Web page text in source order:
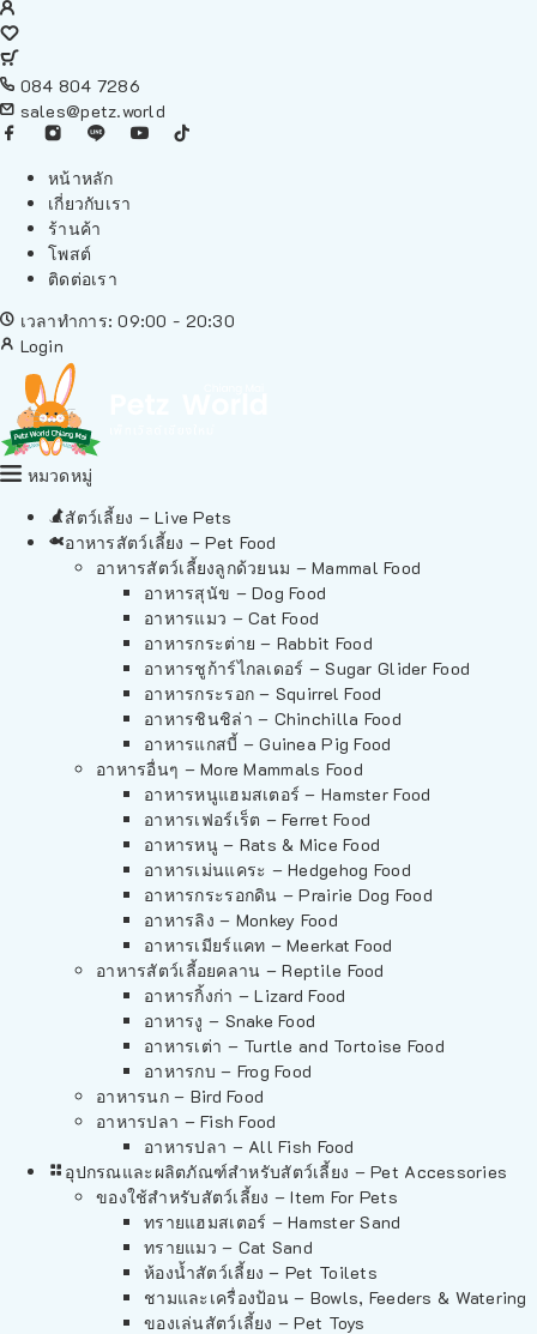
084 804 7286
sales@petz.world
หน้าหลัก
เกี่ยวกับเรา
ร้านค้า
โพสต์
ติดต่อเรา
เวลาทำการ: 09:00 - 20:30
Login
หมวดหมู่
สัตว์เลี้ยง – Live Pets
อาหารสัตว์เลี้ยง – Pet Food
อาหารสัตว์เลี้ยงลูกด้วยนม – Mammal Food
อาหารสุนัข – Dog Food
อาหารแมว – Cat Food
อาหารกระต่าย – Rabbit Food
อาหารชูก้าร์ไกลเดอร์ – Sugar Glider Food
อาหารกระรอก – Squirrel Food
อาหารชินชิล่า – Chinchilla Food
อาหารแกสบี้ – Guinea Pig Food
อาหารอื่นๆ – More Mammals Food
อาหารหนูแฮมสเตอร์ – Hamster Food
อาหารเฟอร์เร็ต – Ferret Food
อาหารหนู – Rats & Mice Food
อาหารเม่นแคระ – Hedgehog Food
อาหารกระรอกดิน – Prairie Dog Food
อาหารลิง – Monkey Food
อาหารเมียร์แคท – Meerkat Food
อาหารสัตว์เลี้อยคลาน – Reptile Food
อาหารกิ้งก่า – Lizard Food
อาหารงู – Snake Food
อาหารเต่า – Turtle and Tortoise Food
อาหารกบ – Frog Food
อาหารนก – Bird Food
อาหารปลา – Fish Food
อาหารปลา – All Fish Food
อุปกรณและผลิตภัณฑ์สำหรับสัตว์เลี้ยง – Pet Accessories
ของใช้สำหรับสัตว์เลี้ยง – Item For Pets
ทรายแฮมสเตอร์ – Hamster Sand
ทรายแมว – Cat Sand
ห้องน้ำสัตว์เลี้ยง – Pet Toilets
ชามและเครื่องป้อน – Bowls, Feeders & Watering
ของเล่นสัตว์เลี้ยง – Pet Toys